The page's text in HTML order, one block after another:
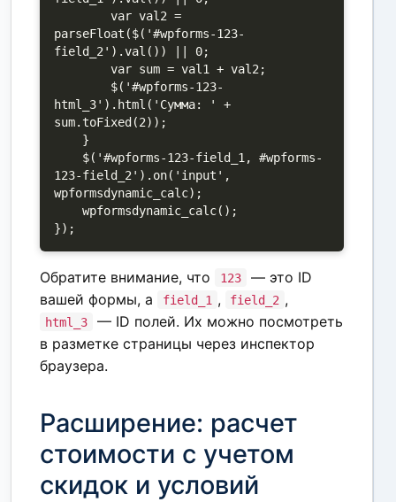
parseFloat($('#wpforms-123-
field_2').val()) || 0;
html_3').html('Сумма: ' +
sum.toFixed(2));
123-field_2').on('input',
wpformsdynamic_calc);
});
Обратите внимание, что 123
— это ID
вашей формы, а
field_1 , field_2 ,
html_3
— ID полей. Их можно посмотреть
в разметке страницы через инспектор
браузера.
Расширение: расчет
стоимости с учетом
скидок и условий